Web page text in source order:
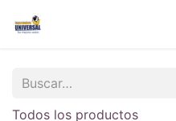
Todos los productos